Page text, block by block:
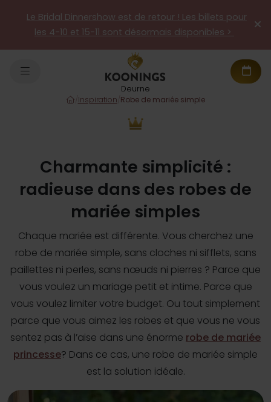
Le Bridal Dinnershow est de retour ! Les billets pour
les 4-10 et 15-11 sont désormais disponibles >
Deurne
Inspiration Robe de mariée simple
Charmante simplicité :
radieuse dans des robes de
mariée simples
Chaque mariée est différente. Vous cherchez une
robe de mariée simple, sans cloches ni sifflets, sans
paillettes ni perles, sans nœuds ni pierres ? Parce que
vous voulez un mariage petit et intime. Parce que
vous voulez limiter votre budget. Ou tout simplement
parce que vous aimez les robes et que vous ne vous
sentez pas à l’aise dans une énorme robe de mariée
princesse? Dans ce cas, une robe de mariée simple
est la solution idéale.